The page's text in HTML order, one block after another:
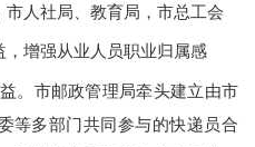
人社局、教育局，市总工会
增强从业人员职业归属感
。市邮政管理局牵头建立由市
等多部门共同参与的快递员合